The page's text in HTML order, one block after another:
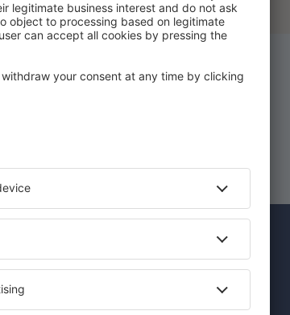
tijd en geld.
nieuwsbrief reizen
minder